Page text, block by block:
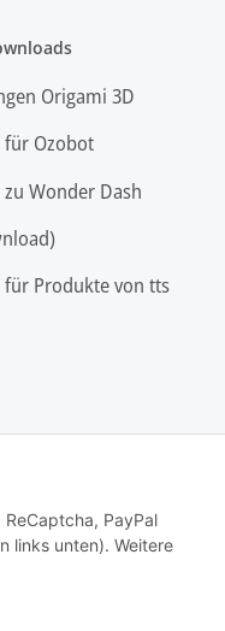
PayPal
links unten). Weitere
Origami 3D
Ozobot
Wonder Dash
Produkte von tts